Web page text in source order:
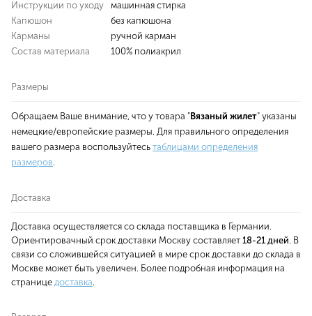
Инструкции по уходу
машинная стирка
Капюшон
без капюшона
Карманы
ручной карман
Состав материала
100% полиакрил
Размеры
Обращаем Ваше внимание, что у товара "Вязаный жилет" указаны
немецкие/европейские размеры. Для правильного определения
вашего размера воспользуйтесь таблицами определения
размеров
Доставка
Доставка осуществляется со склада поставщика в Германии.
Ориентировачный срок доставки Москву составляет 18-21 дней . В
связи со сложившейся ситуацией в мире срок доставки до склада в
Москве может быть увеличен. Более подробная информация на
странице доставка